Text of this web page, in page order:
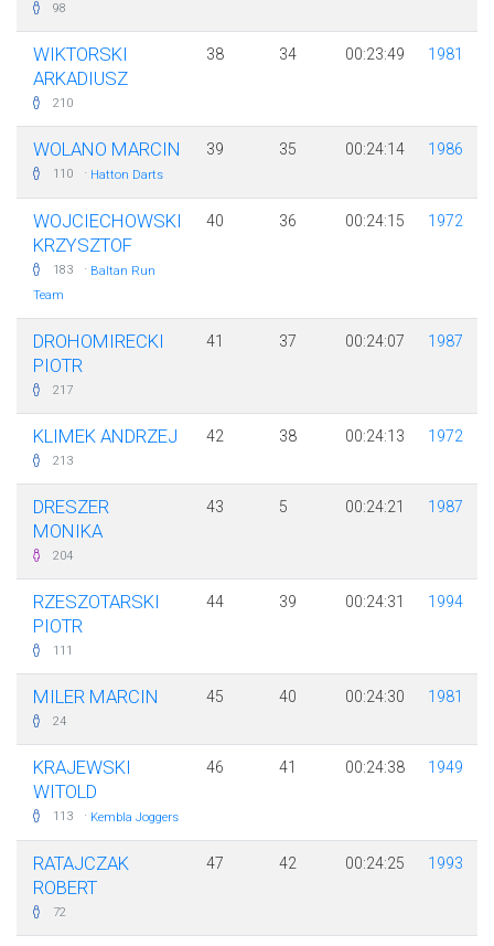
98
WIKTORSKI
ARKADIUSZ
210
38 34 00:23:49 1981
WOLANO MARCIN
110 · Hatton Darts
39 35 00:24:14 1986
WOJCIECHOWSKI
KRZYSZTOF
183 · Baltan Run
Team
40 36 00:24:15 1972
DROHOMIRECKI
PIOTR
217
41 37 00:24:07 1987
KLIMEK ANDRZEJ
213
42 38 00:24:13 1972
DRESZER
MONIKA
204
43 5 00:24:21 1987
RZESZOTARSKI
PIOTR
111
44 39 00:24:31 1994
MILER MARCIN
24
45 40 00:24:30 1981
KRAJEWSKI
WITOLD
113 · Kembla Joggers
46 41 00:24:38 1949
RATAJCZAK
ROBERT
72
47 42 00:24:25 1993